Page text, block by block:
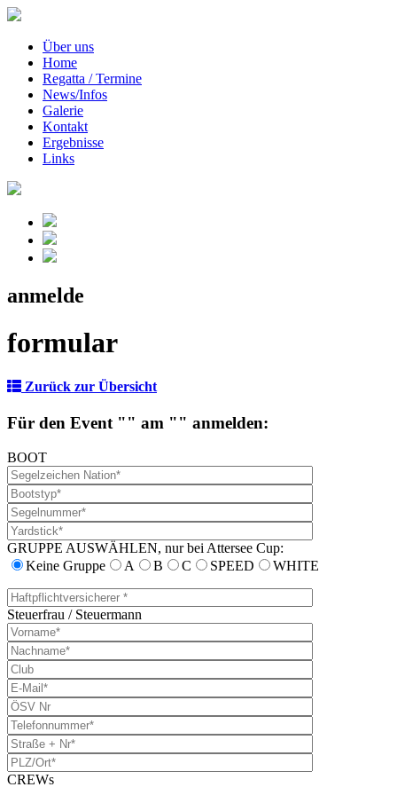
Über uns
Home
Regatta / Termine
News/Infos
Galerie
Kontakt
Ergebnisse
Links
anmelde
formular
Zurück zur Übersicht
Für den Event "" am "" anmelden:
BOOT
GRUPPE AUSWÄHLEN, nur bei Attersee Cup:
Keine Gruppe
A B C SPEED WHITE
Steuerfrau / Steuermann
CREWs